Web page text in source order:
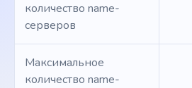
количество name-
серверов
Максимальное
количество name-